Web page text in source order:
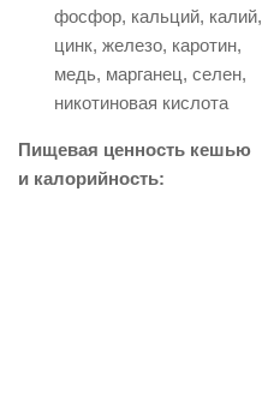
фосфор, кальций, калий,
цинк, железо, каротин,
медь, марганец, селен,
никотиновая кислота
Пищевая ценность кешью
и калорийность: